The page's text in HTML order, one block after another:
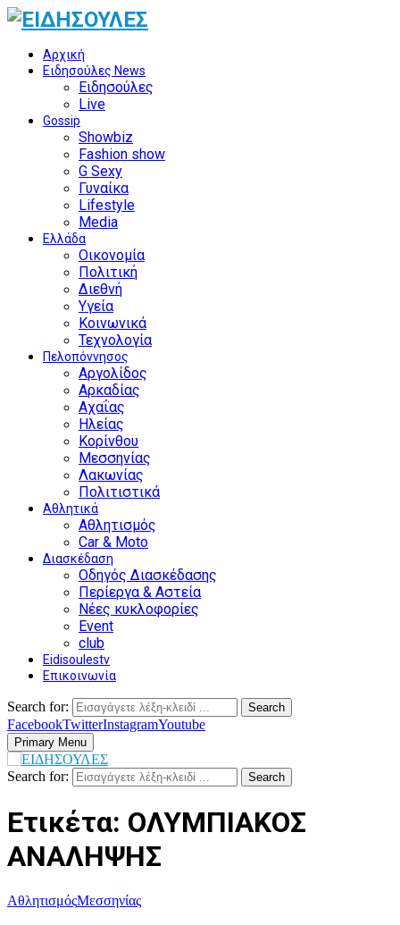
Αρχική
Ειδησούλες News
Ειδησούλες
Live
Gossip
Showbiz
Fashion show
G Sexy
Γυναίκα
Lifestyle
Media
Ελλάδα
Οικονομία
Πολιτική
Διεθνή
Υγεία
Κοινωνικά
Τεχνολογία
Πελοπόννησος
Αργολίδος
Αρκαδίας
Αχαΐας
Ηλείας
Κορίνθου
Μεσσηνίας
Λακωνίας
Πολιτιστικά
Αθλητικά
Αθλητισμός
Car & Moto
Διασκέδαση
Οδηγός Διασκέδασης
Περίεργα & Αστεία
Νέες κυκλοφορίες
Event
club
Eidisoulestv
Επικοινωνία
Search for: Search
FacebookTwitterInstagramYoutube
Primary Menu
Search for: Search
Ετικέτα: ΟΛΥΜΠΙΑΚΟΣ
ΑΝΑΛΗΨΗΣ
ΑθλητισμόςΜεσσηνίας